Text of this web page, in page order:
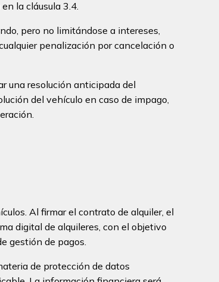
la cláusula 3.4.
pero no limitándose a intereses,
penalización por cancelación o
una resolución anticipada del
del vehículo en caso de impago,
Al firmar el contrato de alquiler, el
digital de alquileres, con el objetivo
gestión de pagos.
de protección de datos